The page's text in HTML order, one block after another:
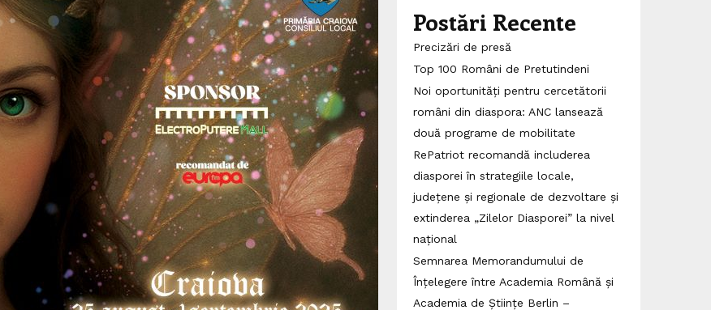
Postări Recente
Precizări de presă
Top 100 Români de Pretutindeni
Noi oportunități pentru cercetătorii
români din diaspora: ANC lansează
două programe de mobilitate
RePatriot recomandă includerea
diasporei în strategiile locale,
județene și regionale de dezvoltare și
extinderea „Zilelor Diasporei” la nivel
național
Semnarea Memorandumului de
Înțelegere între Academia Română și
Academia de Științe Berlin –